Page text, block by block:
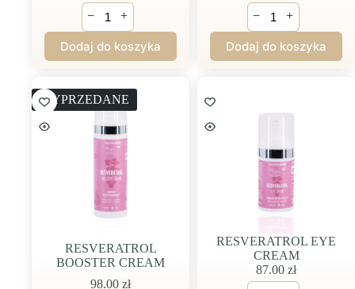
ilość
BLUE
MOON
NEEDLE
SERUM
− +
Dodaj do koszyka
ilość
ANTI-
WRINKLE
CORRECTOR
− +
Dodaj do koszyka
WYPRZEDANE
RESVERATROL
BOOSTER CREAM
98.00 zł
RESVERATROL EYE
CREAM
87.00 zł
ilość